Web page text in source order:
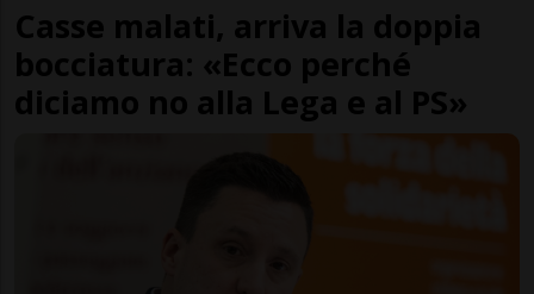
Casse malati, arriva la doppia
bocciatura: «Ecco perché
diciamo no alla Lega e al PS»